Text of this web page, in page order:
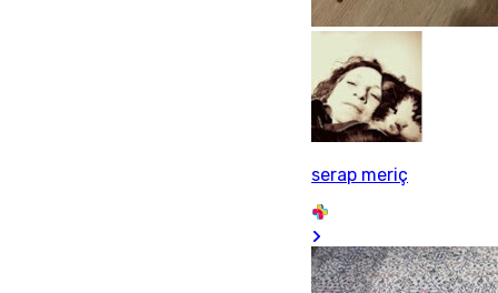
serap meriç